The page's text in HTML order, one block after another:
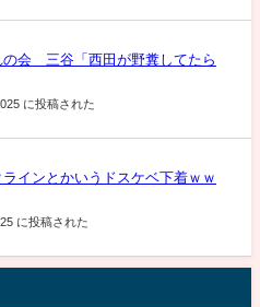
の会 三谷「西田が野糞してたら
に投稿された
ラインとかいうドスケベ下着ｗｗ
に投稿された